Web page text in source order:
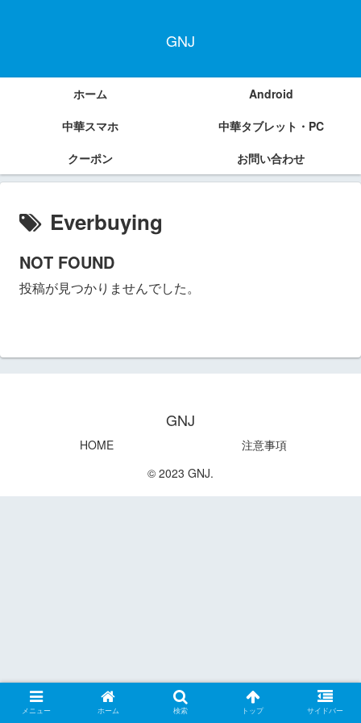
GNJ
ホーム
Android
中華スマホ
中華タブレット・PC
クーポン
お問い合わせ
Everbuying
NOT FOUND
投稿が見つかりませんでした。
GNJ
HOME
注意事項
© 2023 GNJ.
メニュー ホーム 検索 トップ サイドバー